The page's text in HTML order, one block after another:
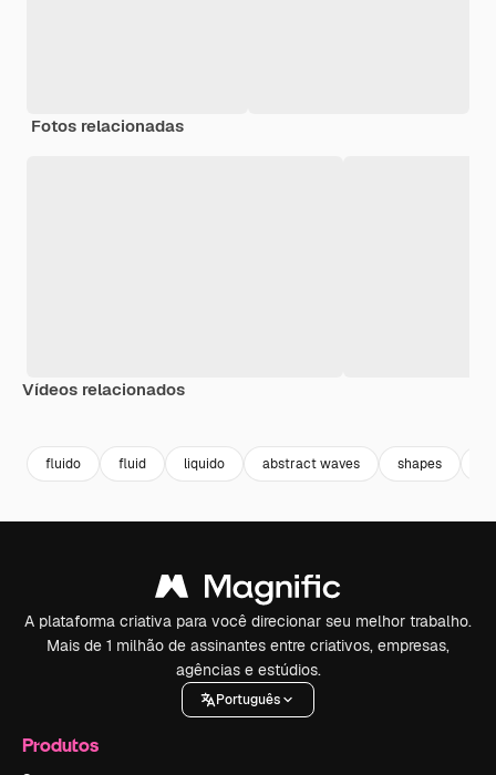
Fotos relacionadas
Vídeos relacionados
fluido fluid liquido abstract waves shapes
A plataforma criativa para você direcionar seu melhor trabalho.
Mais de 1 milhão de assinantes entre criativos, empresas,
agências e estúdios.
Português
Produtos